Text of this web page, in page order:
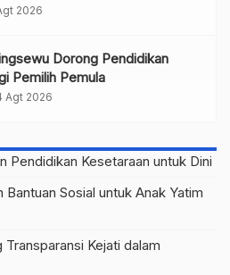
2026
Dorong Pendidikan
Pemilih Pemula
Agt 2026
Pendidikan Kesetaraan untuk Dini
Bantuan Sosial untuk Anak Yatim
Kejati dalam